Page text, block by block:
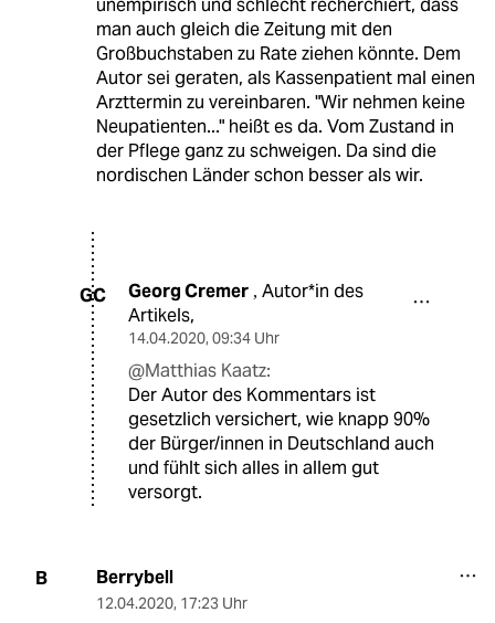
unempirisch und schlecht recherchiert, dass
man auch gleich die Zeitung mit den
Großbuchstaben zu Rate ziehen könnte. Dem
Autor sei geraten, als Kassenpatient mal einen
Arzttermin zu vereinbaren. "Wir nehmen keine
Neupatienten..." heißt es da. Vom Zustand in
der Pflege ganz zu schweigen. Da sind die
nordischen Länder schon besser als wir.
GC Georg Cremer , Autor*in des
Artikels,
14.04.2020, 09:34 Uhr
@Matthias Kaatz:
Der Autor des Kommentars ist
gesetzlich versichert, wie knapp 90%
der Bürger/innen in Deutschland auch
und fühlt sich alles in allem gut
versorgt.
B Berrybell
12.04.2020, 17:23 Uhr